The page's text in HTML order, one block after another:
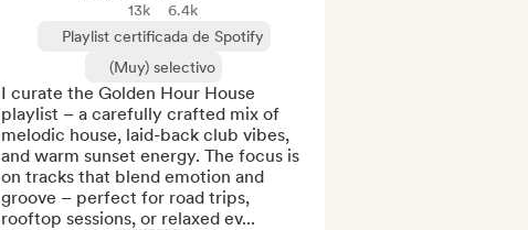
13k
6.4k
Playlist certificada de Spotify
(Muy) selectivo
I curate the Golden Hour House
playlist – a carefully crafted mix of
melodic house, laid-back club vibes,
and warm sunset energy. The focus is
on tracks that blend emotion and
groove – perfect for road trips,
rooftop sessions, or relaxed ev...